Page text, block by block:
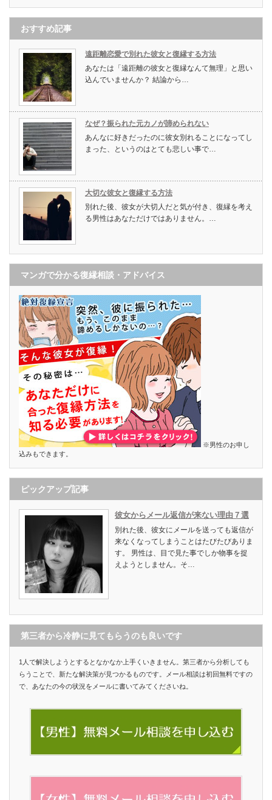
おすすめ記事
遠距離恋愛で別れた彼女と復縁する方法
あなたは「遠距離の彼女と復縁なんて無理」と思い
込んでいませんか？ 結論から…
なぜ？振られた元カノが諦められない
あんなに好きだったのに彼女別れることになってし
まった、というのはとても悲しい事で…
大切な彼女と復縁する方法
別れた後、彼女が大切人だと気が付き、復縁を考え
る男性はあなただけではありません。…
マンガで分かる復縁相談・アドバイス
※男性のお申し
込みもできます。
ピックアップ記事
彼女からメール返信が来ない理由７選
別れた後、彼女にメールを送っても返信が
来なくなってしまうことはたびたびありま
す。 男性は、目で見た事でしか物事を捉
えようとしません。そ…
第三者から冷静に見てもらうのも良いです
1人で解決しようとするとなかなか上手くいきません。第三者から分析しても
らうことで、新たな解決策が見つかるものです。メール相談は初回無料ですの
で、あなたの今の状況をメールに書いてみてくださいね。